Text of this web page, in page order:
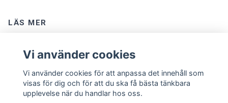
LÄS MER
Om oss
Köpvillkor
Vi använder cookies
Vi använder cookies för att anpassa det innehåll som
visas för dig och för att du ska få bästa tänkbara
upplevelse när du handlar hos oss.